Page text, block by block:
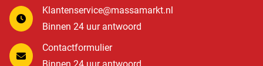
Klantenservice@massamarkt.nl
Binnen 24 uur antwoord
Contactformulier